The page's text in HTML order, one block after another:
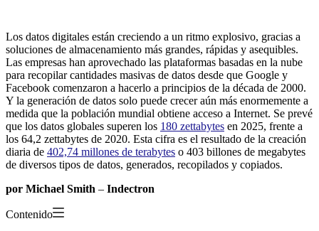
Los datos digitales están creciendo a un ritmo explosivo, gracias a
soluciones de almacenamiento más grandes, rápidas y asequibles.
Las empresas han aprovechado las plataformas basadas en la nube
para recopilar cantidades masivas de datos desde que Google y
Facebook comenzaron a hacerlo a principios de la década de 2000.
Y la generación de datos solo puede crecer aún más enormemente a
medida que la población mundial obtiene acceso a Internet. Se prevé
que los datos globales superen los 180 zettabytes en 2025, frente a
los 64,2 zettabytes de 2020. Esta cifra es el resultado de la creación
diaria de 402,74 millones de terabytes o 403 billones de megabytes
de diversos tipos de datos, generados, recopilados y copiados.
por Michael Smith – Indectron
Contenido